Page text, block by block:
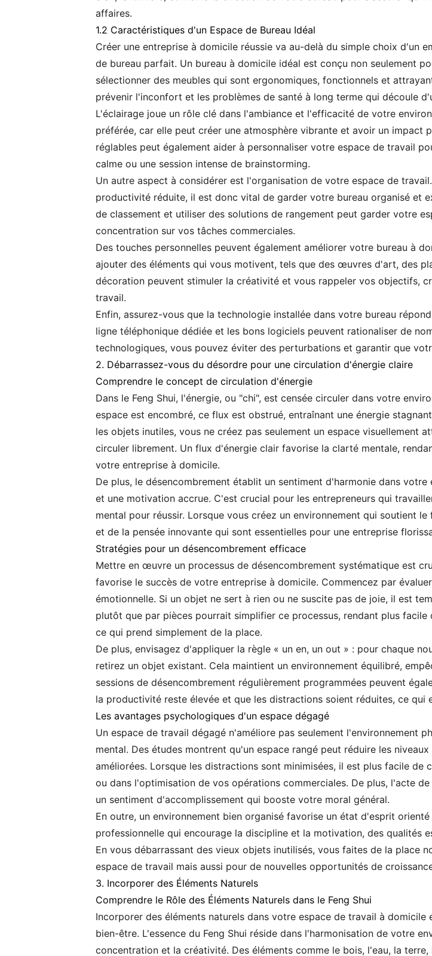
affaires.
1.2 Caractéristiques d'un Espace de Bureau Idéal
Créer une entreprise à domicile réussie va au-delà du simple choix d'un
de bureau parfait. Un bureau à domicile idéal est conçu non seulement
sélectionner des meubles qui sont ergonomiques, fonctionnels et
prévenir l'inconfort et les problèmes de santé à long terme qui découle
L'éclairage joue un rôle clé dans l'ambiance et l'efficacité de votre
préférée, car elle peut créer une atmosphère vibrante et avoir un
réglables peut également aider à personnaliser votre espace de travail
calme ou une session intense de brainstorming.
Un autre aspect à considérer est l'organisation de votre espace de
productivité réduite, il est donc vital de garder votre bureau organisé et
de classement et utiliser des solutions de rangement peut garder votre
concentration sur vos tâches commerciales.
Des touches personnelles peuvent également améliorer votre bureau à
ajouter des éléments qui vous motivent, tels que des œuvres d'art, des
décoration peuvent stimuler la créativité et vous rappeler vos objectifs,
travail.
Enfin, assurez-vous que la technologie installée dans votre bureau
ligne téléphonique dédiée et les bons logiciels peuvent rationaliser de
technologiques, vous pouvez éviter des perturbations et garantir que
2. Débarrassez-vous du désordre pour une circulation d'énergie claire
Comprendre le concept de circulation d'énergie
Dans le Feng Shui, l'énergie, ou "chi", est censée circuler dans votre
espace est encombré, ce flux est obstrué, entraînant une énergie
les objets inutiles, vous ne créez pas seulement un espace visuellement
circuler librement. Un flux d'énergie clair favorise la clarté mentale,
votre entreprise à domicile.
De plus, le désencombrement établit un sentiment d'harmonie dans
et une motivation accrue. C'est crucial pour les entrepreneurs qui
mental pour réussir. Lorsque vous créez un environnement qui soutient
et de la pensée innovante qui sont essentielles pour une entreprise
Stratégies pour un désencombrement efficace
Mettre en œuvre un processus de désencombrement systématique est
favorise le succès de votre entreprise à domicile. Commencez par
émotionnelle. Si un objet ne sert à rien ou ne suscite pas de joie, il est
plutôt que par pièces pourrait simplifier ce processus, rendant plus
ce qui prend simplement de la place.
De plus, envisagez d'appliquer la règle « un en, un out » : pour chaque
retirez un objet existant. Cela maintient un environnement équilibré,
sessions de désencombrement régulièrement programmées peuvent
la productivité reste élevée et que les distractions soient réduites, ce qui
Les avantages psychologiques d'un espace dégagé
Un espace de travail dégagé n'améliore pas seulement l'environnement
mental. Des études montrent qu'un espace rangé peut réduire les
améliorées. Lorsque les distractions sont minimisées, il est plus facile de
ou dans l'optimisation de vos opérations commerciales. De plus, l'acte
un sentiment d'accomplissement qui booste votre moral général.
En outre, un environnement bien organisé favorise un état d'esprit
professionnelle qui encourage la discipline et la motivation, des qualités
En vous débarrassant des vieux objets inutilisés, vous faites de la place
espace de travail mais aussi pour de nouvelles opportunités de
3. Incorporer des Éléments Naturels
Comprendre le Rôle des Éléments Naturels dans le Feng Shui
Incorporer des éléments naturels dans votre espace de travail à
bien-être. L'essence du Feng Shui réside dans l'harmonisation de votre
concentration et la créativité. Des éléments comme le bois, l'eau, la